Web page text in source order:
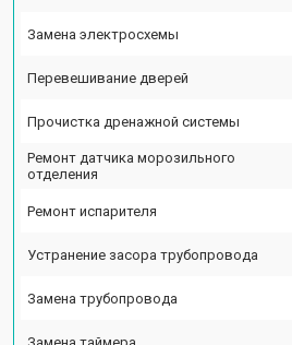
Замена электросхемы
Перевешивание дверей
Прочистка дренажной системы
Ремонт датчика морозильного
отделения
Ремонт испарителя
Устранение засора трубопровода
Замена трубопровода
Замена таймера